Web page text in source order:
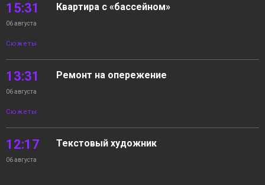
15:31
06 августа
Сюжеты
Квартира с «бассейном»
13:31
06 августа
Сюжеты
Ремонт на опережение
12:17
06 августа
Текстовый художник